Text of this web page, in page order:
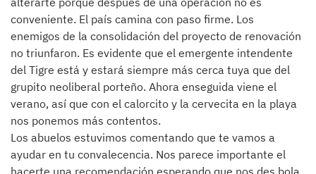
conveniente. El país camina con paso firme. Los
enemigos de la consolidación del proyecto de renovación
no triunfaron. Es evidente que el emergente intendente
del Tigre está y estará siempre más cerca tuya que del
grupito neoliberal porteño. Ahora enseguida viene el
verano, así que con el calorcito y la cervecita en la playa
nos ponemos más contentos.
Los abuelos estuvimos comentando que te vamos a
ayudar en tu convalecencia. Nos parece importante el
hacerte una recomendación esperando que nos des bola.